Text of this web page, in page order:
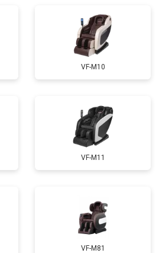
от 4700 ₽ Заказать
VF-M10
VF-M11
VF-M81